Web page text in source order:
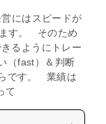
にはスピードが
す。 そのため
るようにトレー
（fast）＆判断
です。 業績は
て